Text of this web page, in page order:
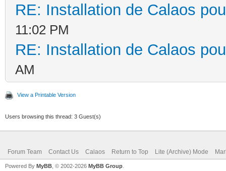
RE: Installation de Calaos
11:02 PM
RE: Installation de Calaos
AM
View a Printable Version
Users browsing this thread: 3 Guest(s)
Forum Team Contact Us Calaos Return to Top Lite (Archive) Mode
Powered By MyBB , © 2002-2026 MyBB Group